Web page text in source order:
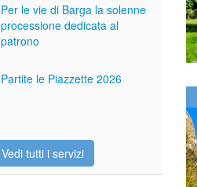
Per le vie di Barga la solenne
processione dedicata al
patrono
Partite le Piazzette 2026
Vedi tutti i servizi